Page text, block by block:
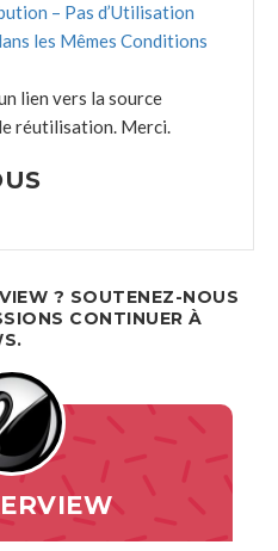
– Pas d’Utilisation
les Mêmes Conditions
lien vers la source
réutilisation. Merci.
? SOUTENEZ-NOUS
CONTINUER À